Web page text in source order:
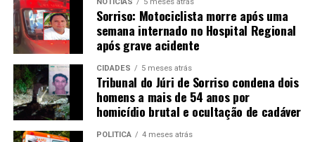
NOTÍCIAS 5 meses atrás
Sorriso: Motociclista morre após uma
semana internado no Hospital Regional
após grave acidente
CIDADES 5 meses atrás
Tribunal do Júri de Sorriso condena dois
homens a mais de 54 anos por
homicídio brutal e ocultação de cadáver
POLÍTICA 4 meses atrás